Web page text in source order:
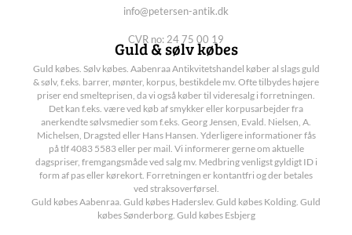
info@petersen-antik.dk
CVR no: 24 75 00 19
Guld & sølv købes
Guld købes. Sølv købes. Aabenraa Antikvitetshandel køber al slags guld
& sølv, f.eks. barrer, mønter, korpus, bestikdele mv. Ofte tilbydes højere
priser end smelteprisen, da vi også køber til videresalg i forretningen.
Det kan f.eks. være ved køb af smykker eller korpusarbejder fra
anerkendte sølvsmedier som f.eks. Georg Jensen, Evald. Nielsen, A.
Michelsen, Dragsted eller Hans Hansen. Yderligere informationer fås
på tlf 4083 5583 eller per mail. Vi informerer gerne om aktuelle
dagspriser, fremgangsmåde ved salg mv. Medbring venligst gyldigt ID i
form af pas eller kørekort. Forretningen er kontantfri og der betales
ved straksoverførsel.
Guld købes Aabenraa. Guld købes Haderslev. Guld købes Kolding. Guld
købes Sønderborg. Guld købes Esbjerg